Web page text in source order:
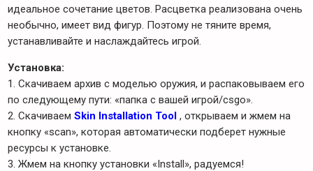
идеальное сочетание цветов. Расцветка реализована очень
необычно, имеет вид фигур. Поэтому не тяните время,
устанавливайте и наслаждайтесь игрой.
Установка:
1. Скачиваем архив с моделью оружия, и распаковываем его
по следующему пути: «папка с вашей игрой/csgo».
2. Скачиваем Skin Installation Tool , открываем и жмем на
кнопку «scan», которая автоматически подберет нужные
ресурсы к установке.
3. Жмем на кнопку установки «Install», радуемся!